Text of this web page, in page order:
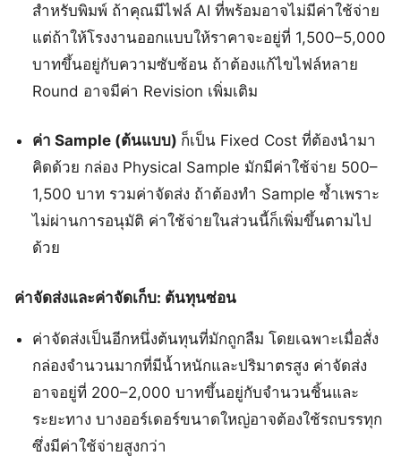
สำหรับพิมพ์ ถ้าคุณมีไฟล์ AI ที่พร้อมอาจไม่มีค่าใช้จ่าย
แต่ถ้าให้โรงงานออกแบบให้ราคาจะอยู่ที่ 1,500–5,000
บาทขึ้นอยู่กับความซับซ้อน ถ้าต้องแก้ไขไฟล์หลาย
Round อาจมีค่า Revision เพิ่มเติม
ค่า Sample (ต้นแบบ) ก็เป็น Fixed Cost ที่ต้องนำมา
คิดด้วย กล่อง Physical Sample มักมีค่าใช้จ่าย 500–
1,500 บาท รวมค่าจัดส่ง ถ้าต้องทำ Sample ซ้ำเพราะ
ไม่ผ่านการอนุมัติ ค่าใช้จ่ายในส่วนนี้ก็เพิ่มขึ้นตามไป
ด้วย
ค่าจัดส่งและค่าจัดเก็บ: ต้นทุนซ่อน
ค่าจัดส่งเป็นอีกหนึ่งต้นทุนที่มักถูกลืม โดยเฉพาะเมื่อสั่ง
กล่องจำนวนมากที่มีน้ำหนักและปริมาตรสูง ค่าจัดส่ง
อาจอยู่ที่ 200–2,000 บาทขึ้นอยู่กับจำนวนชิ้นและ
ระยะทาง บางออร์เดอร์ขนาดใหญ่อาจต้องใช้รถบรรทุก
ซึ่งมีค่าใช้จ่ายสูงกว่า